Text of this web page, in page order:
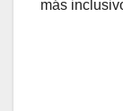
más